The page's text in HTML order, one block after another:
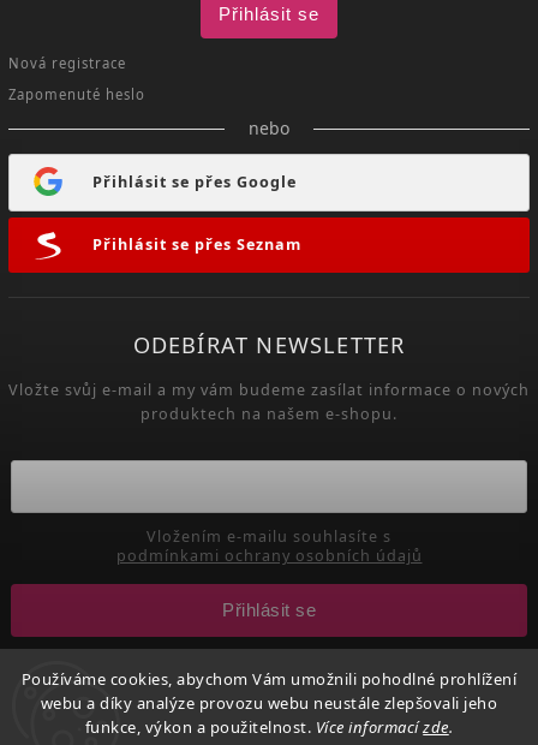
Používáme cookies, abychom Vám umožnili pohodlné prohlížení
webu a díky analýze provozu webu neustále zlepšovali jeho
funkce, výkon a použitelnost. Více informacízde.
Přihlásit se
Nová registrace
Zapomenuté heslo
nebo
Přihlásit se přes Google
Přihlásit se přes Seznam
ODEBÍRAT NEWSLETTER
Vložte svůj e-mail a my vám budeme zasílat informace o nových
produktech na našem e-shopu.
podmínkami ochrany osobních údajů
Přihlásit se
Copyright 2026CuteNails.cz. Všechna práva vyhrazena.